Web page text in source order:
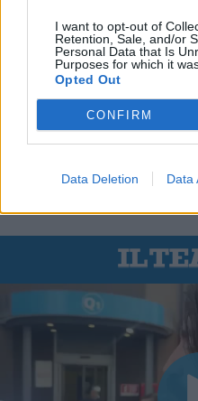
I want to opt-out of
Retention, Sale, and/or
Personal Data that Is
Purposes for which it
Opted Out
CONFIRM
Data Deletion Data